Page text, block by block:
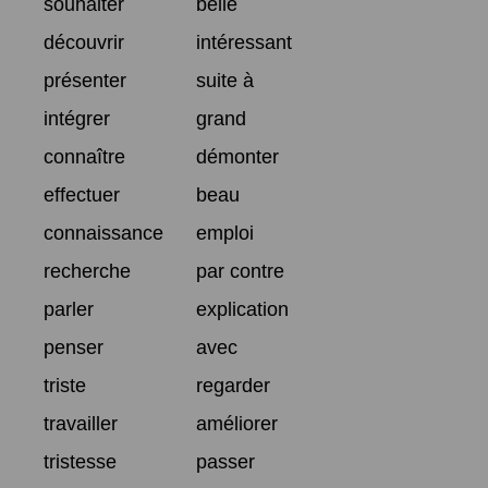
découvrir
intéressant
présenter
suite à
intégrer
grand
connaître
démonter
effectuer
beau
connaissance
emploi
recherche
par contre
parler
explication
penser
avec
triste
regarder
travailler
améliorer
tristesse
passer